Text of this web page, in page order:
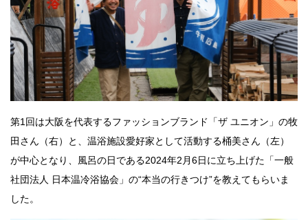
第1回は大阪を代表するファッションブランド「ザ ユニオン」の牧
田さん（右）と、温浴施設愛好家として活動する桶美さん（左）
が中心となり、風呂の日である2024年2月6日に立ち上げた「一般
社団法人 日本温冷浴協会」の“本当の行きつけ”を教えてもらいま
した。